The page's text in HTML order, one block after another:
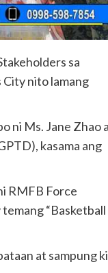
sa
City nito lamang
ni Ms. Jane Zhao
kasama ang
RMFB Force
“Basketball
at sampung